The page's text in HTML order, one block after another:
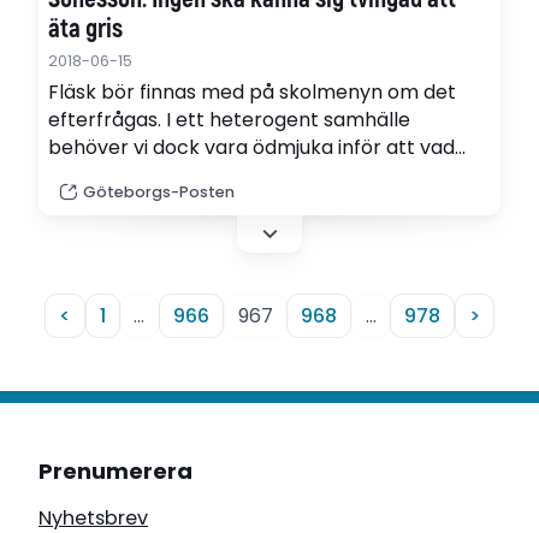
äta gris
2018-06-15
Fläsk bör finnas med på skolmenyn om det
efterfrågas. I ett heterogent samhälle
behöver vi dock vara ödmjuka inför att vad
ätbart. Även om skälen framstår som
irrationella. I Sverige har hästkött betraktats
Göteborgs-Posten
< 1 … 966 967 968 … 978 >
Prenumerera
Nyhetsbrev